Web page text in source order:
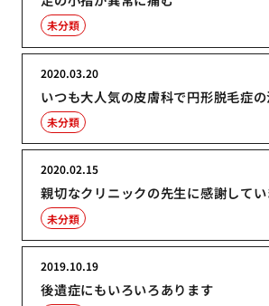
未分類
いつも大人気の皮膚科で円形脱毛症
2020.03.20
未分類
親切なクリニックの先生に感謝して
2020.02.15
未分類
後遺症にもいろいろあります
2019.10.19